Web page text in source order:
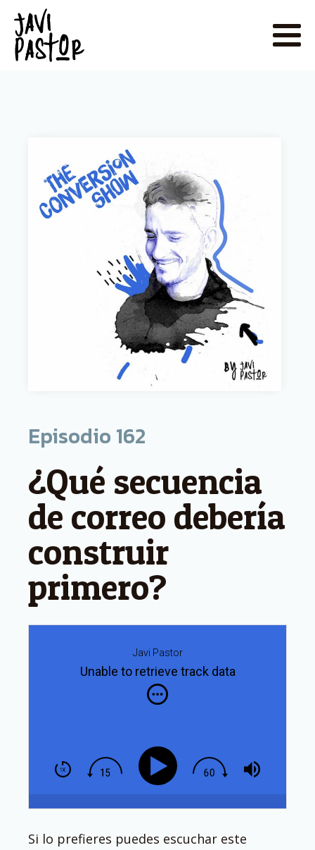
Episodio 162
¿Qué secuencia
de correo debería
construir
primero?
Javi Pastor
Unable to retrieve track data
Si lo prefieres puedes escuchar este